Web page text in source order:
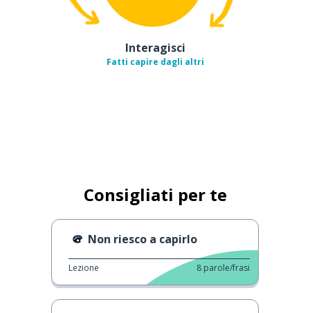
Interagisci
Fatti capire dagli altri
Consigliati per te
Non riesco a capirlo
Lezione 8 parole/frasi